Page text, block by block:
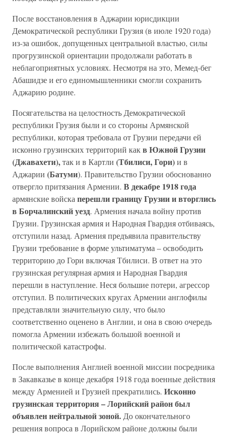
После восстановления в Аджарии юрисдикции
Демократической республики Грузия (в июле 1920 года)
из-за ошибок, допущенных центральной властью, силы
прогрузинской ориентации продолжали работать в
неблагоприятных условиях. Несмотря на это, Мемед-бег
Абашидзе и его единомышленники смогли сохранить
Аджарию родине.
Посягательства на целостность Демократической
республики Грузия были и со стороны Армянской
республики, которая требовала от Грузии передачи ей
исконно грузинских территорий какв Южной Грузии
(Джавахети),так и в Картли (Тбилиси, Гори)и в
Аджарии (Батуми). Правительство Грузии обоснованно
отвергло притязания Армении. В декабре 1918 года
армянские войска перешли границу Грузии и вторглись
в Борчалинский уезд. Армения начала войну против
Грузии. Грузинская армия и Народная Гвардия отбиваясь,
отступили назад. Армения предъявила правительству
Грузии требование в форме ультиматума – освободить
территорию до Гори включая Тбилиси. В ответ на это
грузинская регулярная армия и Народная Гвардия
перешли в наступление. Неся большие потери, агрессор
отступил. В политических кругах Армении англофилы
представляли значительную силу, что было
соответственно оценено в Англии, и она в свою очередь
помогла Армении избежать большой военной и
политической катастрофы.
После выполнения Англией военной миссии посредника
в Закавказье в конце декабря 1918 года военные действия
между Арменией и Грузией прекратились. Исконно
грузинская территория – Лорийский район был
объявлен нейтральной зоной. До окончательного
решения вопроса в Лорийском районе должны были